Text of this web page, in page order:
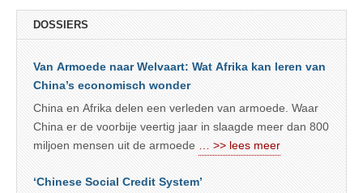
DOSSIERS
Van Armoede naar Welvaart: Wat Afrika kan leren van
China’s economisch wonder
China en Afrika delen een verleden van armoede. Waar
China er de voorbije veertig jaar in slaagde meer dan 800
miljoen mensen uit de armoede
… >> lees meer
‘Chinese Social Credit System’